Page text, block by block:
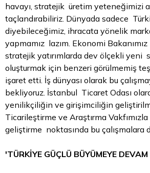
havayı, stratejik üretim yeteneğimizi
taçlandırabiliriz. Dünyada sadece
diyebileceğimiz, ihracata yönelik
yapmamız lazım. Ekonomi
stratejik yatırımlarda dev ölçekli yeni
oluşturmak için benzeri görülmemiş
işaret etti. İş dünyası olarak bu
bekliyoruz. İstanbul Ticaret Odası
yenilikçiliğin ve girişimciliğin
Ticarileştirme ve Araştırma
geliştirme noktasında bu çalışmalara
'TÜRKİYE GÜÇLÜ BÜYÜMEYE